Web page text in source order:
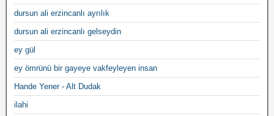
dursun ali erzincanlı ayrılık
dursun ali erzincanlı gelseydin
ey gül
ey ömrünü bir gayeye vakfeyleyen insan
Hande Yener - Alt Dudak
ilahi